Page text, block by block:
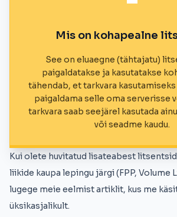
Mis on kohapealne
See on eluaegne (tähtajatu)
paigaldatakse ja kasutatakse
tähendab, et tarkvara
paigaldama selle oma serverisse
tarkvara saab seejärel kasutada
või seadme kaudu.
Kui olete huvitatud lisateabest
liikide kaupa lepingu järgi (FPP, Volume
lugege meie eelmist artiklit, kus me
üksikasjalikult.